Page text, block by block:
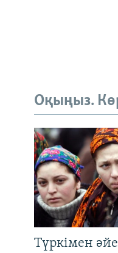
Оқыңыз.
Түркімен